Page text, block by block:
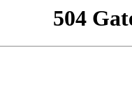
504